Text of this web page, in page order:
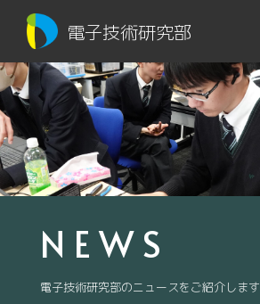
電子技術研究部
NEWS
電子技術研究部のニュースをご紹介します